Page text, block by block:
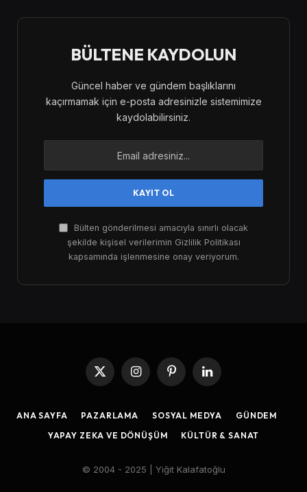
BÜLTENE KAYDOLUN
Güncel haber ve gündem başlıklarını
kaçırmamak için e-posta adresinizle sistemimize
kaydolabilirsiniz.
Bülten gönderilmesi amacıyla sınırlı olacak
şekilde kişisel verilerimin Gizlilik Politikası
kapsamında işlenmesine onay veriyorum.
X
InstagramPinterestLinkedIn
ANA SAYFA PAZARLAMA SOSYAL MEDYA
GÜNDEM
YAPAY ZEKA VE DÖNÜŞÜM
KÜLTÜR & SANAT
© 2004 - 2025 | Yiğit Kalafatoğlu